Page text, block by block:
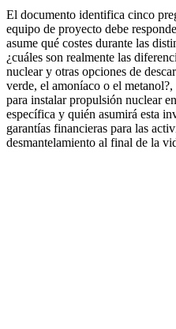
El documento identifica cinco
equipo de proyecto debe
asume qué costes durante las
¿cuáles son realmente las
nuclear y otras opciones de
verde, el amoníaco o el
para instalar propulsión nuclear
específica y quién asumirá esta
garantías financieras para las
desmantelamiento al final de la